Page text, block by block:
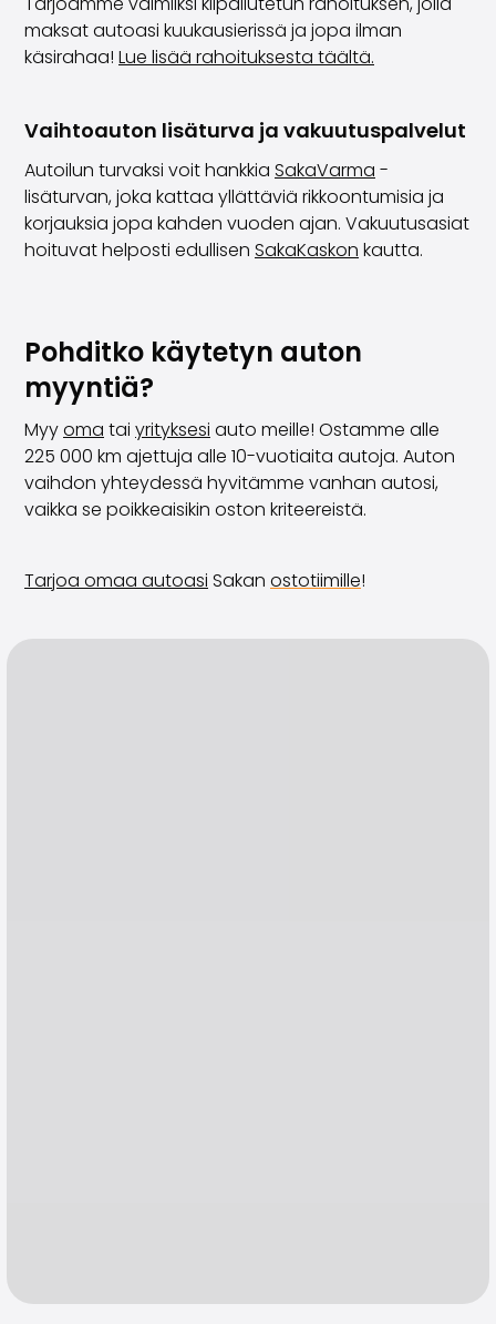
maksat autoasi kuukausierissä ja jopa ilman
käsirahaa! Lue lisää rahoituksesta täältä.
Vaihtoauton lisäturva ja vakuutuspalvelut
Autoilun turvaksi voit hankkia SakaVarma -
lisäturvan, joka kattaa yllättäviä rikkoontumisia ja
korjauksia jopa kahden vuoden ajan. Vakuutusasiat
hoituvat helposti edullisen SakaKaskon kautta.
Pohditko käytetyn auton
myyntiä?
Myyoma tai yrityksesi auto meille! Ostamme alle
225 000 km ajettuja alle 10-vuotiaita autoja. Auton
vaihdon yhteydessä hyvitämme vanhan autosi,
vaikka se poikkeaisikin oston kriteereistä.
Tarjoa omaa autoasi Sakan ostotiimille!